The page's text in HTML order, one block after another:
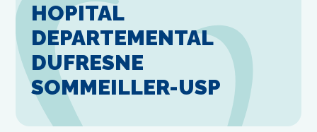
HOPITAL
DEPARTEMENTAL
DUFRESNE
SOMMEILLER-USP